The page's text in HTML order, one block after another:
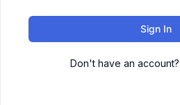
Sign In
Don't have an account?